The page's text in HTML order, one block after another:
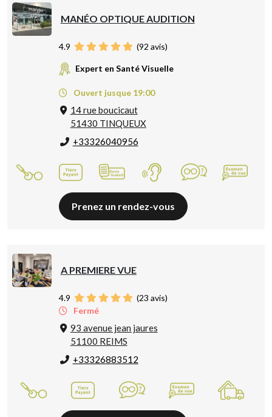
MANÉO OPTIQUE AUDITION
4.9 (92 avis)
Expert en Santé Visuelle
Ouvert jusque 19:00
14 rue boucicaut
51430 TINQUEUX
+33326040956
Prenez un rendez-vous
A PREMIERE VUE
4.9 (23 avis)
Fermé
93 avenue jean jaures
51100 REIMS
+33326883512